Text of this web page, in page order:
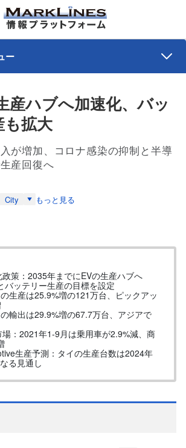
ー
産ハブへ加速化、バッ
拡大
が増加、コロナ感染の抑制と半導
産回復へ
City もっと見る
策：2035年までにEVの生産ハブへ
バッテリー生産の目標を設定
生産は25.9%増の121万台、ピックアッ
輸出は29.9%増の67.7万台、アジアで
：2021年1-9月は乗用車が2.9%減、商
生産予測：タイの生産台数は2024年
る見通し